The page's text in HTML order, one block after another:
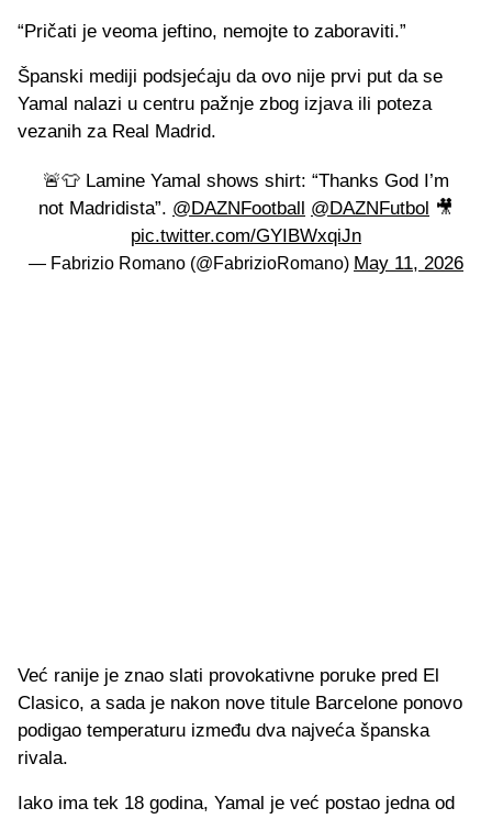
“Pričati je veoma jeftino, nemojte to zaboraviti.”
Španski mediji podsjećaju da ovo nije prvi put da se
Yamal nalazi u centru pažnje zbog izjava ili poteza
vezanih za Real Madrid.
🚨👕 Lamine Yamal shows shirt: “Thanks God I’m
not Madridista”. @DAZNFootball @DAZNFutbol 🎥
pic.twitter.com/GYIBWxqiJn
— Fabrizio Romano (@FabrizioRomano) May 11, 2026
Već ranije je znao slati provokativne poruke pred El
Clasico, a sada je nakon nove titule Barcelone ponovo
podigao temperaturu između dva najveća španska
rivala.
Iako ima tek 18 godina, Yamal je već postao jedna od